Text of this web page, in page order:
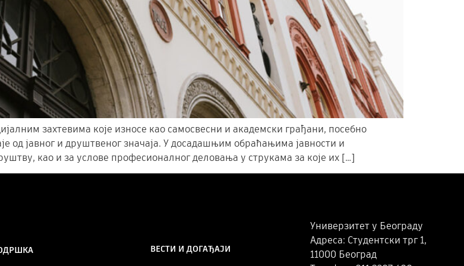
захтевима које износе као самосвесни и академски грађани, посебно
од јавног и друштвеног значаја. У досадашњим обраћањима јавности и
као и за услове професионалног деловања у струкама за које их […]
ВЕСТИ И ДОГАЂАЈИ
Универзитет у Београду
Адреса: Студентски трг 1,
11000 Београд